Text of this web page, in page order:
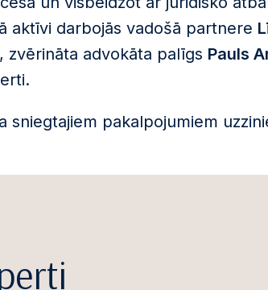
aktīvi darbojās vadošā partnere
, zvērināta advokāta palīgs Pauls
sniegtajiem pakalpojumiem